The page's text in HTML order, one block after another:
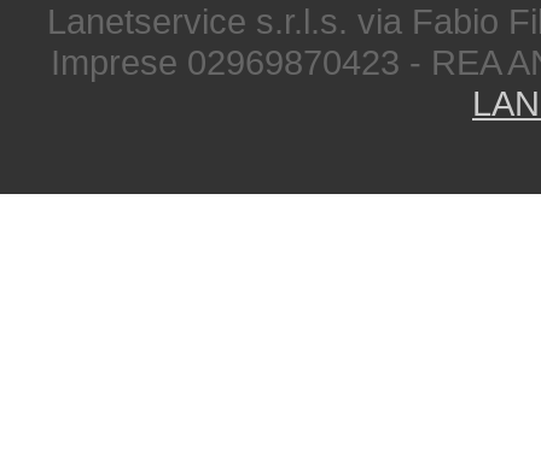
Lanetservice s.r.l.s. via Fabio
Imprese 02969870423 - REA